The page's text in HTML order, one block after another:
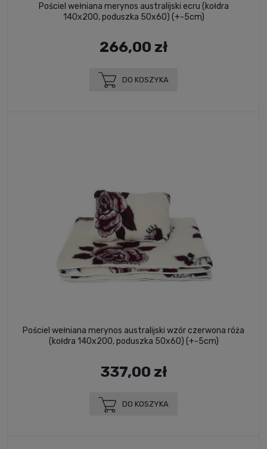
Pościel wełniana merynos australijski ecru (kołdra
140x200, poduszka 50x60) (+-5cm)
266,00 zł
DO KOSZYKA
Pościel wełniana merynos australijski wzór czerwona róża
(kołdra 140x200, poduszka 50x60) (+-5cm)
337,00 zł
DO KOSZYKA